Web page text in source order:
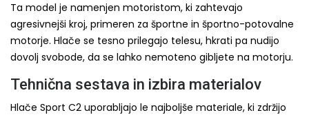
Ta model je namenjen motoristom, ki zahtevajo
agresivnejši kroj, primeren za športne in športno-potovalne
motorje. Hlače se tesno prilegajo telesu, hkrati pa nudijo
dovolj svobode, da se lahko nemoteno gibljete na motorju.
Tehnična sestava in izbira materialov
Hlače Sport C2 uporabljajo le najboljše materiale, ki zdržijo